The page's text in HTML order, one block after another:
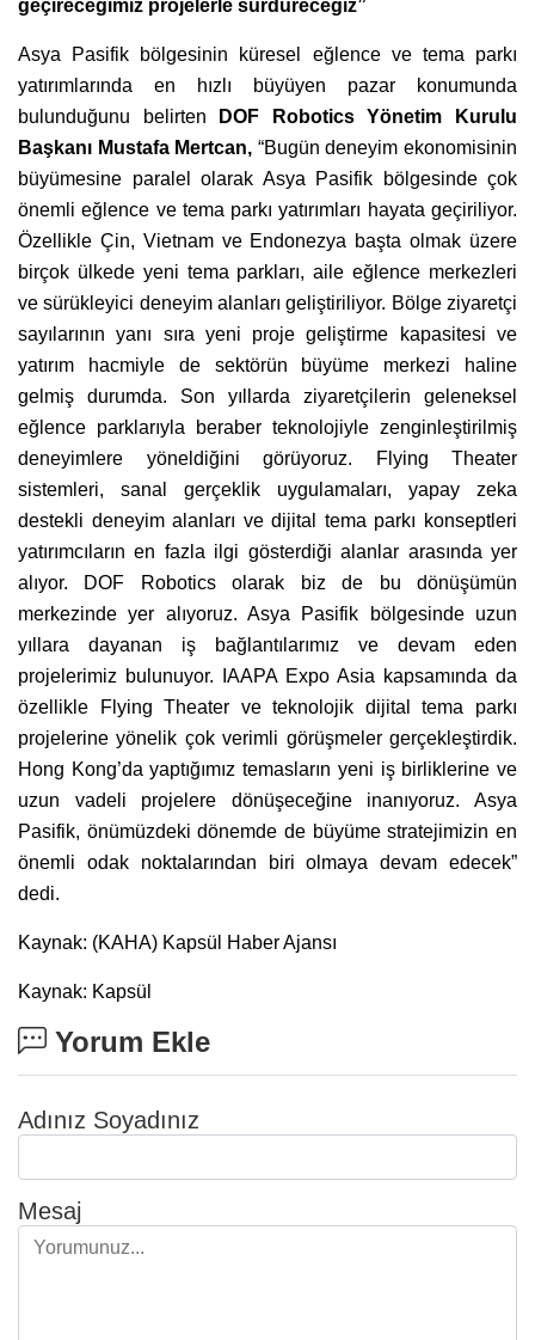
geçireceğimiz projelerle sürdüreceğiz”
Asya Pasifik bölgesinin küresel eğlence ve tema parkı
yatırımlarında en hızlı büyüyen pazar konumunda
bulunduğunu belirten DOF Robotics Yönetim Kurulu
Başkanı Mustafa Mertcan, “Bugün deneyim ekonomisinin
büyümesine paralel olarak Asya Pasifik bölgesinde çok
önemli eğlence ve tema parkı yatırımları hayata geçiriliyor.
Özellikle Çin, Vietnam ve Endonezya başta olmak üzere
birçok ülkede yeni tema parkları, aile eğlence merkezleri
ve sürükleyici deneyim alanları geliştiriliyor. Bölge ziyaretçi
sayılarının yanı sıra yeni proje geliştirme kapasitesi ve
yatırım hacmiyle de sektörün büyüme merkezi haline
gelmiş durumda. Son yıllarda ziyaretçilerin geleneksel
eğlence parklarıyla beraber teknolojiyle zenginleştirilmiş
deneyimlere yöneldiğini görüyoruz. Flying Theater
sistemleri, sanal gerçeklik uygulamaları, yapay zeka
destekli deneyim alanları ve dijital tema parkı konseptleri
yatırımcıların en fazla ilgi gösterdiği alanlar arasında yer
alıyor. DOF Robotics olarak biz de bu dönüşümün
merkezinde yer alıyoruz. Asya Pasifik bölgesinde uzun
yıllara dayanan iş bağlantılarımız ve devam eden
projelerimiz bulunuyor. IAAPA Expo Asia kapsamında da
özellikle Flying Theater ve teknolojik dijital tema parkı
projelerine yönelik çok verimli görüşmeler gerçekleştirdik.
Hong Kong’da yaptığımız temasların yeni iş birliklerine ve
uzun vadeli projelere dönüşeceğine inanıyoruz. Asya
Pasifik, önümüzdeki dönemde de büyüme stratejimizin en
önemli odak noktalarından biri olmaya devam edecek”
dedi.
Kaynak: (KAHA) Kapsül Haber Ajansı
Kaynak: Kapsül
Yorum Ekle
Adınız Soyadınız
Mesaj